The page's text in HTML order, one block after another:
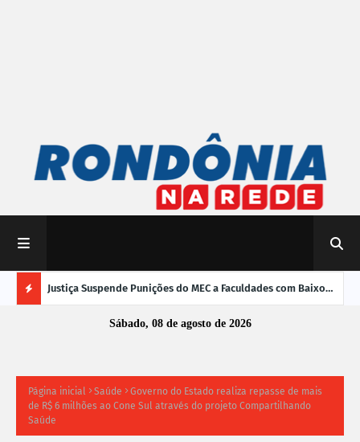
M
Justiça Suspende Punições do MEC a Faculdades com Baixo
Desempenho no EnamedSábado, 08 de agosto de 2026
Página inicial Saúde
Governo do Estado realiza repasse de mais
de R$ 6 milhões ao Cone Sul através do projeto Compartilhando
Saúde